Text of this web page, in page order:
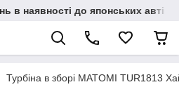
в наявності до японських
Турбіна в зборі MATOMI TUR1813